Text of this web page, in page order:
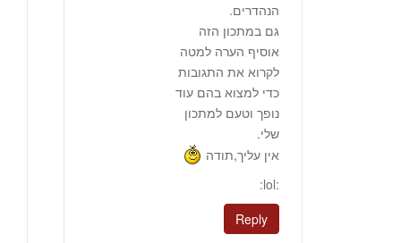
הנהדרים.
גם במתכון הזה
אוסיף הערה למטה
לקרוא את התגובות
כדי למצוא בהם עוד
נופך וטעם למתכון
שלי.
אין עליך,תודה
:lol:
Reply